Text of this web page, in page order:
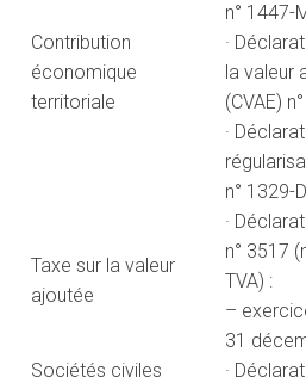
Contribution
économique
territoriale
n° 1447-
·
la valeur
(CVAE)
·
n° 1329-
Taxe sur la valeur
ajoutée
·
n° 3517
TVA) :
–
31
Sociétés civiles
·